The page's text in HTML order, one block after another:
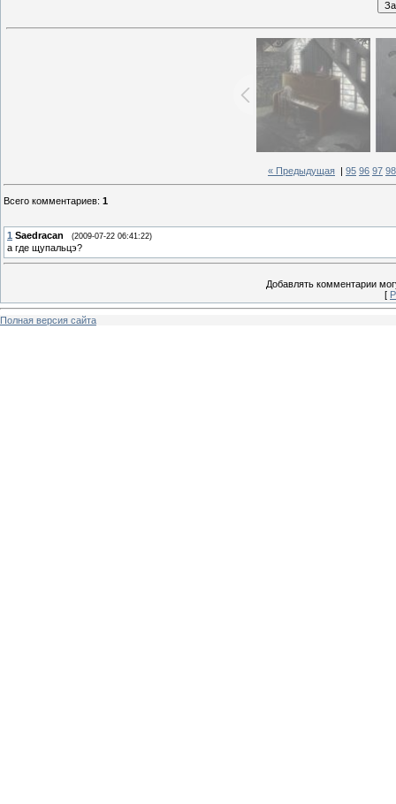
« Предыдущая 95 96 97 98
Всего комментариев: 1
1 Saedracan (2009-07-22 06:41:22)
а где щупальцэ?
Добавлять комментарии
[
Полная версия сайта